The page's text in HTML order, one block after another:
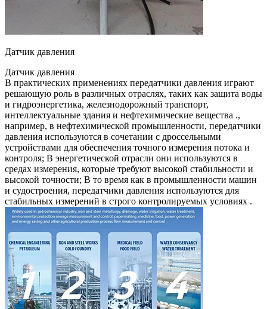
Датчик давления
Датчик давления
В практических применениях передатчики давления играют
решающую роль в различных отраслях, таких как защита воды
и гидроэнергетика, железнодорожный транспорт,
интеллектуальные здания и нефтехимические вещества .,
например, в нефтехимической промышленности, передатчики
давления используются в сочетании с дроссельными
устройствами для обеспечения точного измерения потока и
контроля; В энергетической отрасли они используются в
средах измерения, которые требуют высокой стабильности и
высокой точности; В то время как в промышленности машин
и судостроения, передатчики давления используются для
стабильных измерений в строго контролируемых условиях .